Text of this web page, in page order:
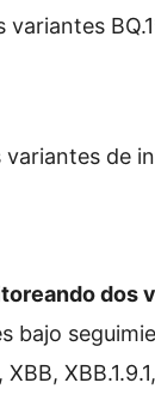
de
dos
bajo